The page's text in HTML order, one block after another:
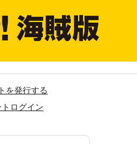
を発行する
ログイン